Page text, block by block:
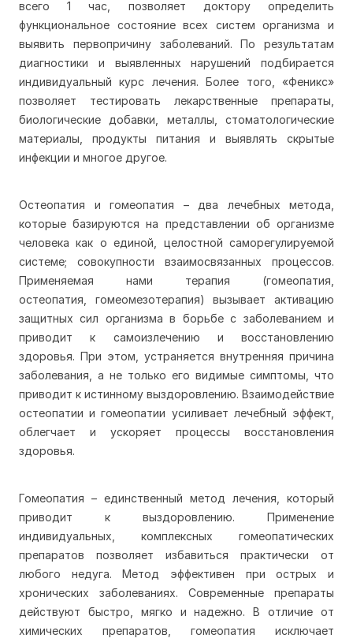
всего 1 час, позволяет доктору определить
функциональное состояние всех систем организма и
выявить первопричину заболеваний. По результатам
диагностики и выявленных нарушений подбирается
индивидуальный курс лечения. Более того, «Феникс»
позволяет тестировать лекарственные препараты,
биологические добавки, металлы, стоматологические
материалы, продукты питания и выявлять скрытые
инфекции и многое другое.
Остеопатия и гомеопатия – два лечебных метода,
которые базируются на представлении об организме
человека как о единой, целостной саморегулируемой
системе; совокупности взаимосвязанных процессов.
Применяемая нами терапия (гомеопатия,
остеопатия, гомеомезотерапия) вызывает активацию
защитных сил организма в борьбе с заболеванием и
приводит к самоизлечению и восстановлению
здоровья. При этом, устраняется внутренняя причина
заболевания, а не только его видимые симптомы, что
приводит к истинному выздоровлению. Взаимодействие
остеопатии и гомеопатии усиливает лечебный эффект,
облегчает и ускоряет процессы восстановления
здоровья.
Гомеопатия – единственный метод лечения, который
приводит к выздоровлению. Применение
индивидуальных, комплексных гомеопатических
препаратов позволяет избавиться практически от
любого недуга. Метод эффективен при острых и
хронических заболеваниях. Современные препараты
действуют быстро, мягко и надежно. В отличие от
химических препаратов, гомеопатия исключает